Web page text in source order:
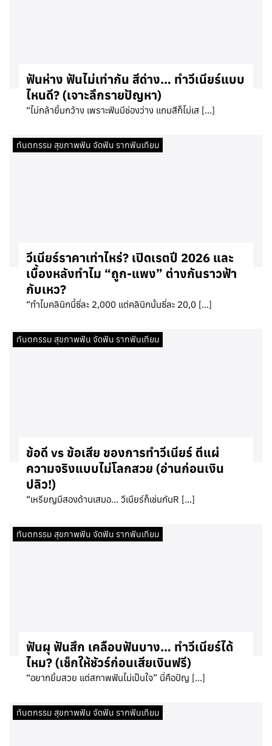
ฟันห่าง ฟันไม่เท่ากัน สีด่าง… ทำวีเนียร์แบบ
ไหนดี? (เจาะลึกรายปัญหา)
“ไม่กล้ายิ้มกว้าง เพราะฟันมีช่องว่าง แถมสีก็ไม่เส […]
ทันตกรรม สุขภาพฟัน จัดฟัน รากฟันเทียม
วีเนียร์ราคาเท่าไหร่? เปิดเรตปี 2026 และ
เบื้องหลังทำไม “ถูก-แพง” ต่างกันราวฟ้า
กับเหว?
“ทำไมคลินิกนี้ซี่ละ 2,000 แต่คลินิกนั้นซี่ละ 20,0 […]
ทันตกรรม สุขภาพฟัน จัดฟัน รากฟันเทียม
ข้อดี vs ข้อเสีย ของการทำวีเนียร์ ตีแผ่
ความจริงแบบไม่โลกสวย (อ่านก่อนเงิน
ปลิว!)
“เหรียญมีสองด้านเสมอ… วีเนียร์ก็เช่นกันR […]
ทันตกรรม สุขภาพฟัน จัดฟัน รากฟันเทียม
ฟันผุ ฟันสึก เคลือบฟันบาง… ทำวีเนียร์ได้
ไหม? (เช็กให้ชัวร์ก่อนเสียเงินฟรี)
“อยากยิ้มสวย แต่สภาพฟันไม่เป็นใจ” นี่คือปัญ […]
ทันตกรรม สุขภาพฟัน จัดฟัน รากฟันเทียม